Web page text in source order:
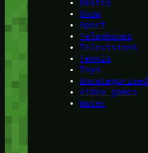
Skates
Snow
Sport
Telephones
Televisions
Tennis
Toys
Uncategorised
Video games
Water